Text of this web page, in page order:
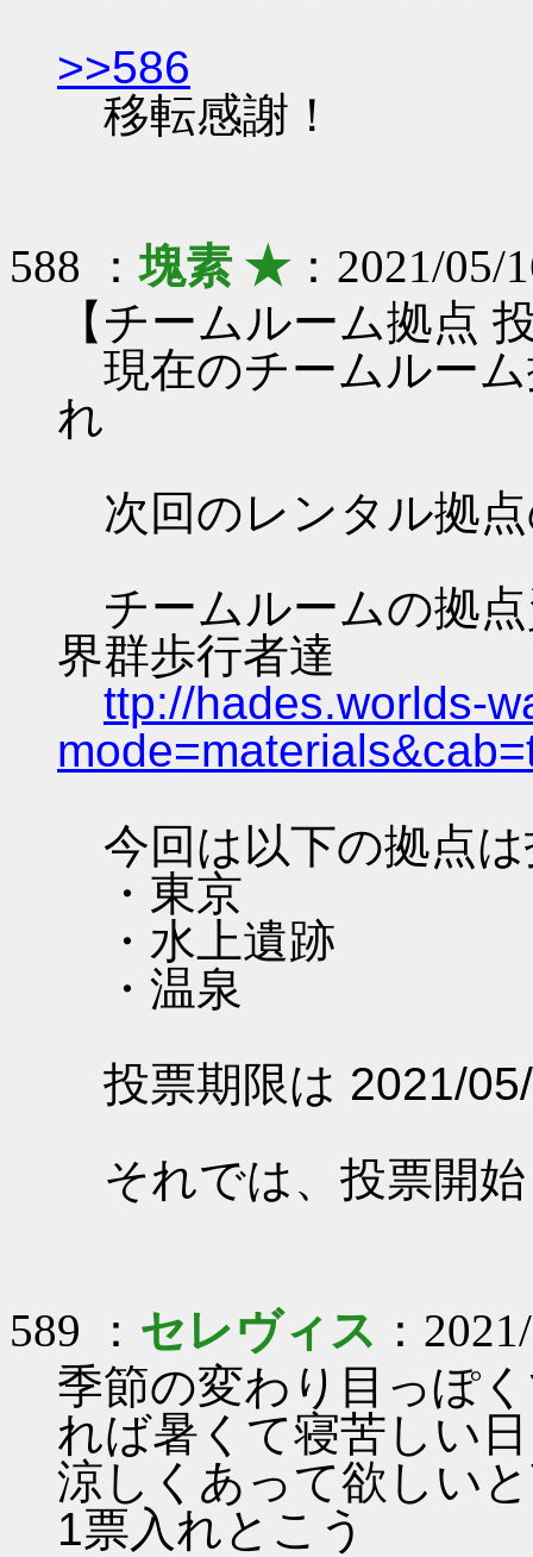
>>586
移転感謝！
588 ：塊素 ★：2021/05/
【チームルーム拠点
現在のチームルー
れ
次回のレンタル拠
チームルームの拠
界群歩行者達
ttp://hades.worlds-
今回は以下の拠点
・東京
・水上遺跡
・温泉
投票期限は 2021/
それでは、投票開
589 ： セレヴィス ：
季節の変わり目っぽ
れば暑くて寝苦しい
涼しくあって欲しい
1票入れとこう